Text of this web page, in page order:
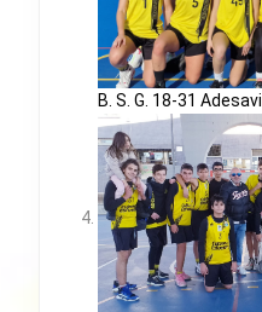
B. S. G. 18-31 Adesavi